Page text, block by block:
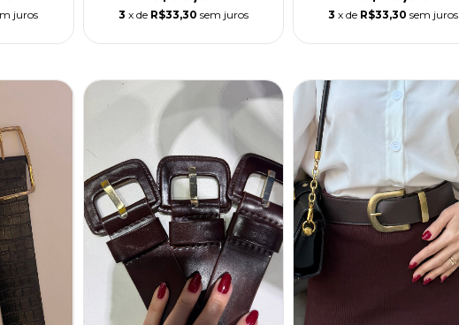
juros 3 x de R$33,30 sem juros 3 x de R$33,30 sem juros